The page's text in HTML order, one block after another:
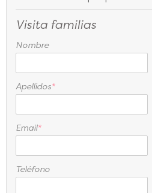
Visita familias
Nombre
Apellidos*
Email*
Teléfono